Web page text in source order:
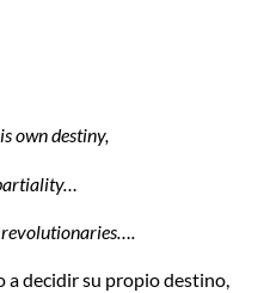
own destiny,
revolutionaries….
a decidir su propio destino,